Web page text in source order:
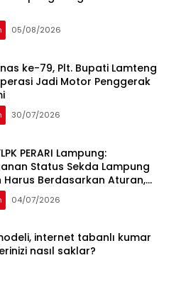
05/08/2026
ke-79, Plt. Bupati Lamteng
Jadi Motor Penggerak
30/07/2026
PERARI Lampung:
Status Sekda Lampung
Harus Berdasarkan Aturan,
Opini
04/07/2026
internet tabanlı kumar
nasıl saklar?